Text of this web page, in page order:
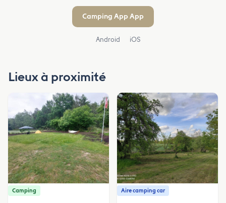
Camping App App
Android iOS
Lieux à proximité
Camping Aire camping car